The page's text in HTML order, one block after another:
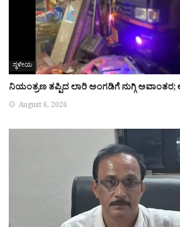
ಸ್ಥಳೀಯ
ನಿಯಂತ್ರಣ ತಪ್ಪಿದ ಲಾರಿ ಅಂಗಡಿಗೆ ನುಗ್ಗಿ ಅವಾಂತರ;
August 6, 2026